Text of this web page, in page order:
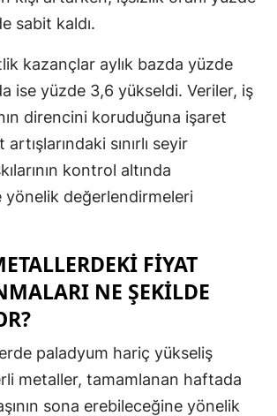
Manisa
Niğde
Rize
Sakarya
sabit kaldı.
kazançlar aylık bazda yüzde
ise yüzde 3,6 yükseldi. Veriler, iş
direncini koruduğuna işaret
sınırlı seyir
kontrol altında
yönelik değerlendirmeleri
FIYAT
NE ŞEKILDE
paladyum hariç yükseliş
metaller, tamamlanan haftada
sona erebileceğine yönelik